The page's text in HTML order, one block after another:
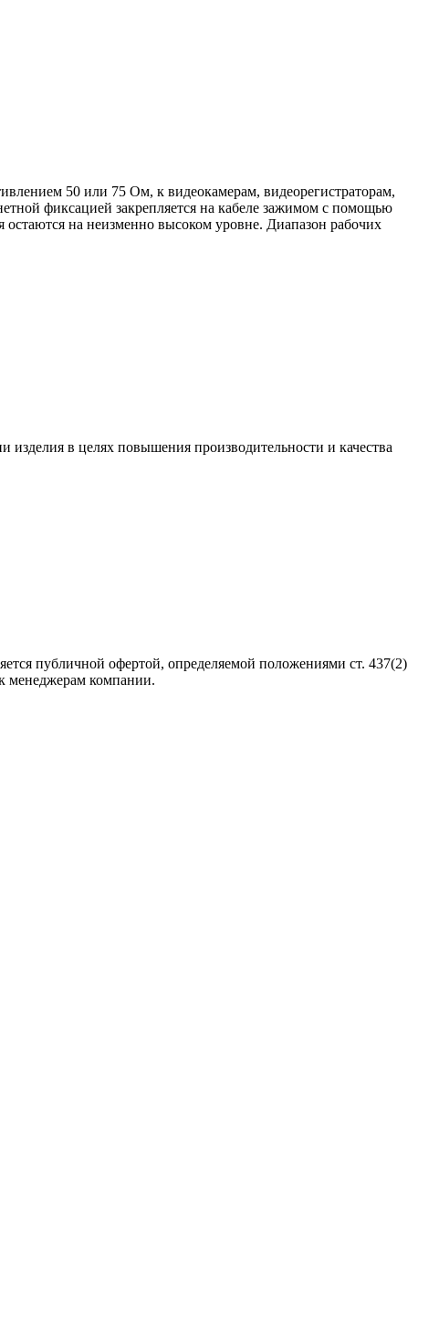
50 или 75 Ом, к видеокамерам, видеорегистраторам,
фиксацией закрепляется на кабеле зажимом с помощью
на неизменно высоком уровне. Диапазон рабочих
изделия в целях повышения производительности и качества
публичной офертой, определяемой положениями ст. 437(2)
менеджерам компании.